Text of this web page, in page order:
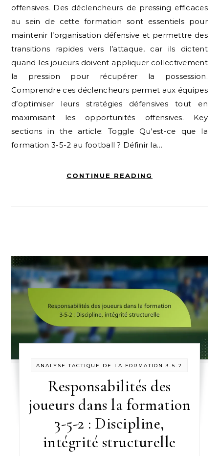
offensives. Des déclencheurs de pressing efficaces
au sein de cette formation sont essentiels pour
maintenir l’organisation défensive et permettre des
transitions rapides vers l’attaque, car ils dictent
quand les joueurs doivent appliquer collectivement
la pression pour récupérer la possession.
Comprendre ces déclencheurs permet aux équipes
d’optimiser leurs stratégies défensives tout en
maximisant les opportunités offensives. Key
sections in the article: Toggle Qu’est-ce que la
formation 3-5-2 au football ? Définir la…
CONTINUE READING
ANALYSE TACTIQUE DE LA FORMATION 3-5-2
Responsabilités des
joueurs dans la formation
3-5-2 : Discipline,
intégrité structurelle